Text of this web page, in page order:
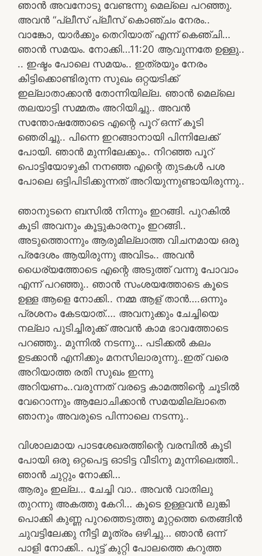
ഞാൻ അവനോടു വേണ്ടന്നു മെല്ലെ പറഞ്ഞു.
അവൻ “പ്ലീസ് പ്ലീസ് കൊഞ്ചം നേരം..
വാങ്കോ, യാർക്കും തെറിയാത് എന്ന് കെഞ്ചി…
ഞാൻ സമയം. നോക്കി…11:20 ആവുന്നതേ ഉള്ളു..
.. ഇഷ്ടം പോലെ സമയം.. ഇത്രയും നേരം
കിട്ടിക്കൊണ്ടിരുന്ന സുഖം ഒറ്റയടിക്ക്
ഇല്ലാതാക്കാൻ തോന്നിയില്ല. ഞാൻ മെല്ലെ
തലയാട്ടി സമ്മതം അറിയിച്ചു.. അവൻ
സന്തോഷത്തോടെ എന്റെ പൂറ് ഒന്ന് കൂടി
ഞെരിച്ചു.. പിന്നെ ഇറങ്ങാനായി പിന്നിലേക്ക്
പോയി. ഞാൻ മുന്നിലേക്കും.. നിറഞ്ഞ പൂറ്
പൊട്ടിയോഴുകി നനഞ്ഞ എന്റെ തുടകൾ പശ
പോലെ ഒട്ടിപിടിക്കുന്നത് അറിയുന്നുണ്ടായിരുന്നു..
ഞാനുടനെ ബസിൽ നിന്നും ഇറങ്ങി. പുറകിൽ
കൂടി അവനും കൂട്ടുകാരനും ഇറങ്ങി..
അടുത്തൊന്നും ആരുമില്ലാത്ത വിചനമായ ഒരു
പ്രദേശം ആയിരുന്നു അവിടം.. അവൻ
ധൈര്യത്തോടെ എന്റെ അടുത്ത് വന്നു പോവാം
എന്ന് പറഞ്ഞു.. ഞാൻ സംശയത്തോടെ കൂടെ
ഉള്ള ആളെ നോക്കി.. നമ്മ ആള് താൻ….ഒന്നും
പ്രശനം കേടയാത്…. അവനുക്കും ചേച്ചിയെ
നല്ലാ പുടിച്ചിരുക്ക് അവൻ കാമ ഭാവത്തോടെ
പറഞ്ഞു.. മുന്നിൽ നടന്നു… പടിക്കൽ കലം
ഉടക്കാൻ എനിക്കും മനസിലാരുന്നു..ഇത് വരെ
അറിയാത്ത രതി സുഖം ഇന്നു
അറിയണം..വരുന്നത് വരട്ടെ കാമത്തിന്റെ ചൂടിൽ
വേറൊന്നും ആലോചിക്കാൻ സമയമില്ലാതെ
ഞാനും അവരുടെ പിന്നാലെ നടന്നു..
വിശാലമായ പാടശേഖരത്തിന്റെ വരമ്പിൽ കൂടി
പോയി ഒരു ഒറ്റപെട്ട ഓടിട്ട വീടിനു മുന്നിലെത്തി..
ഞാൻ ചുറ്റും നോക്കി…
ആരും ഇല്ല… ചേച്ചി വാ.. അവൻ വാതിലു
തുറന്നു അകത്തു കേറി… കൂടെ ഉള്ളവൻ ലുങ്കി
പൊക്കി കുണ്ണ പുറത്തെടുത്തു മുറ്റത്തെ തെങ്ങിൻ
ചുവട്ടിലേക്കു നീട്ടി മൂത്രം ഒഴിച്ചു… ഞാൻ ഒന്ന്
പാളി നോക്കി.. പുട്ട് കുറ്റി പോലത്തെ കറുത്ത